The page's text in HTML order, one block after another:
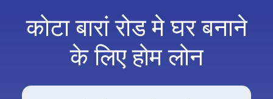
कोटा बारां रोड मे घर बनाने
के लिए होम लोन